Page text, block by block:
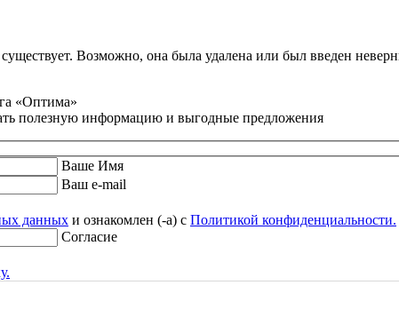
Возможно, она была удалена или был введен
«Оптима»
полезную информацию и выгодные предложения
Ваше Имя
Ваш e-mail
данных и ознакомлен (-а) с Политикой конфиденциальности.
Согласие